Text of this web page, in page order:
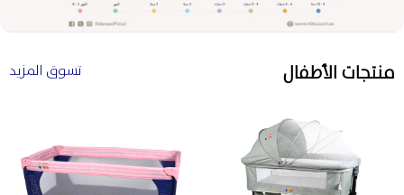
منتجات الأطفال تسوق المزيد